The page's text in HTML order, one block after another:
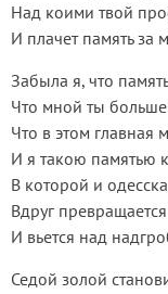
Над коими твой
И плачет память за
Забыла я, что
Что мной ты
Что в этом главная
И я такою памятью
В которой и
Вдруг
И вьется над
Седой золой